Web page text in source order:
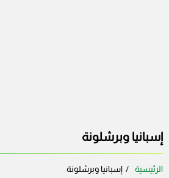
إسبانيا وبرشلونة
الرئيسية إسبانيا وبرشلونة